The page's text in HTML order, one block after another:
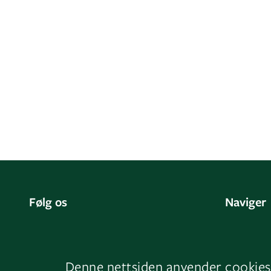
Denne nettsiden anvender cookies
Følg os
LinkedIn
Naviger
Vores